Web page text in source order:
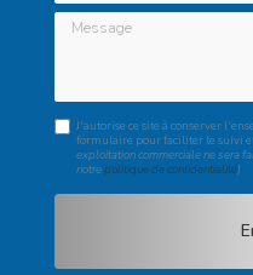
Message
J'autorise ce site à conserver
formulaire pour faciliter le suivi
exploitation commerciale ne sera
notrepolitique de confidentialité)